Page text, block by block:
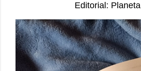
Editorial: Planeta